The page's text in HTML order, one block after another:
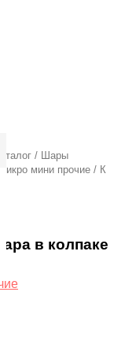
/
Шары
Микро мини прочие / К
в колпаке